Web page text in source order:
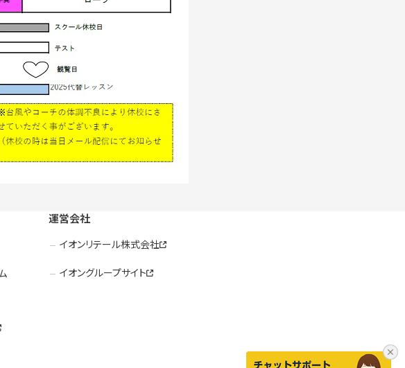
運営会社
イオンリテール株式会社
イオングループサイト